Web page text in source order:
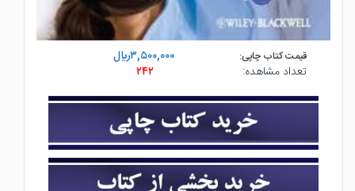
قیمت کتاب چاپی:
۳,۵۰۰,۰۰۰ريال
تعداد مشاهده:
۲۴۲